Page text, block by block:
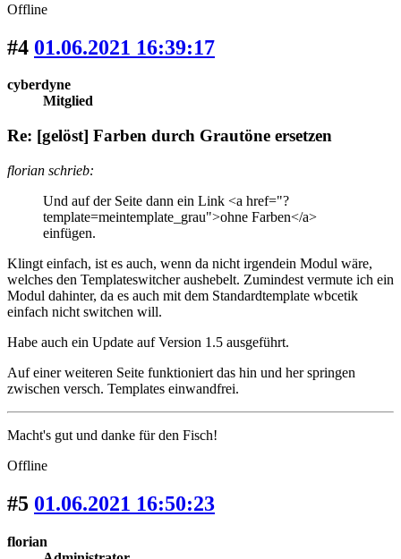
Offline
#4 01.06.2021 16:39:17
cyberdyne
Mitglied
Re: [gelöst] Farben durch Grautöne ersetzen
florian schrieb:
Und auf der Seite dann ein Link <a href="?
template=meintemplate_grau">ohne Farben</a>
einfügen.
Klingt einfach, ist es auch, wenn da nicht irgendein Modul wäre,
welches den Templateswitcher aushebelt. Zumindest vermute ich ein
Modul dahinter, da es auch mit dem Standardtemplate wbcetik
einfach nicht switchen will.
Habe auch ein Update auf Version 1.5 ausgeführt.
Auf einer weiteren Seite funktioniert das hin und her springen
zwischen versch. Templates einwandfrei.
Macht's gut und danke für den Fisch!
Offline
#5 01.06.2021 16:50:23
florian